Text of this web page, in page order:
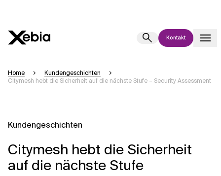
Kontakt
Bitte überprüfen Sie wichtige Informationen, bevor Sie
Antwort
Home
Kundengeschichten
Citymesh hebt die Sicherheit auf die nächste Stufe – Security Assessment
Kundengeschichten
Citymesh hebt die Sicherheit
auf die nächste Stufe